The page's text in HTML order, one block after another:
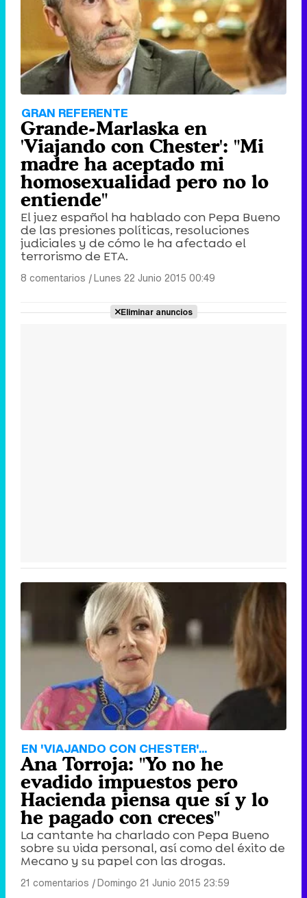
GRAN REFERENTE
Grande-Marlaska en
'Viajando con Chester': "Mi
madre ha aceptado mi
homosexualidad pero no lo
entiende"
El juez español ha hablado con Pepa Bueno
de las presiones políticas, resoluciones
judiciales y de cómo le ha afectado el
terrorismo de ETA.
8 comentarios |Lunes 22 Junio 2015 00:49
Eliminar anuncios
EN 'VIAJANDO CON CHESTER'...
Ana Torroja: "Yo no he
evadido impuestos pero
Hacienda piensa que sí y lo
he pagado con creces"
La cantante ha charlado con Pepa Bueno
sobre su vida personal, así como del éxito de
Mecano y su papel con las drogas.
21 comentarios |Domingo 21 Junio 2015 23:59